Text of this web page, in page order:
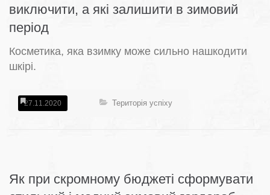
виключити, а які залишити в зимовий
період
Косметика, яка взимку може сильно нашкодити
шкірі.
27.11.2020 Територія успіху
Як при скромному бюджеті сформувати